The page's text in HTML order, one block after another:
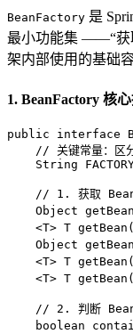
BeanFactory 是
最小功能集 ——“获
架内部使用的基础
1. BeanFactory 核
public interface
// 关键常量：区
String
// 1. 获取 Bean（
    Object
getBean
    <T> T
getBean
    Object
getBean
    <T> T
getBean
    <T> T
getBean
// 2. 判断
boolean